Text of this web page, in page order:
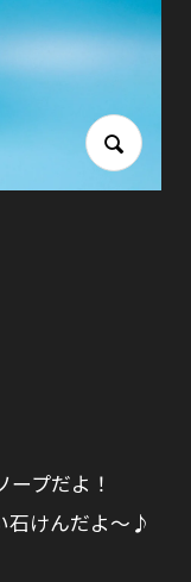
プだよ！
石けんだよ〜♪